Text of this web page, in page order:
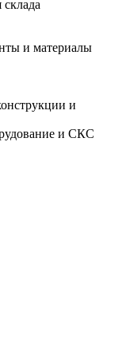
и материалы
и
и СКС